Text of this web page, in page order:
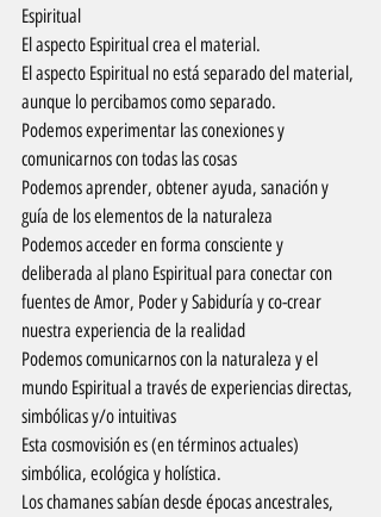
Espiritual
El aspecto Espiritual crea el material.
El aspecto Espiritual no está separado del material,
aunque lo percibamos como separado.
Podemos experimentar las conexiones y
comunicarnos con todas las cosas
Podemos aprender, obtener ayuda, sanación y
guía de los elementos de la naturaleza
Podemos acceder en forma consciente y
deliberada al plano Espiritual para conectar con
fuentes de Amor, Poder y Sabiduría y co-crear
nuestra experiencia de la realidad
Podemos comunicarnos con la naturaleza y el
mundo Espiritual a través de experiencias directas,
simbólicas y/o intuitivas
Esta cosmovisión es (en términos actuales)
simbólica, ecológica y holística.
Los chamanes sabían desde épocas ancestrales,